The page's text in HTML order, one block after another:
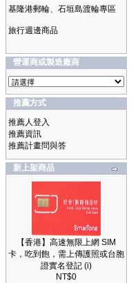
基隆港郵輪、石垣島渡輪專區
旅行週邊商品
營運商或製造廠商
推薦方式
推薦人登入
推薦資訊
推薦計畫問與答
新上架商品
【香港】高速無限上網 SIM
卡，吃到飽，需上傳護照或台胞
證實名登記 (i)
NT$0